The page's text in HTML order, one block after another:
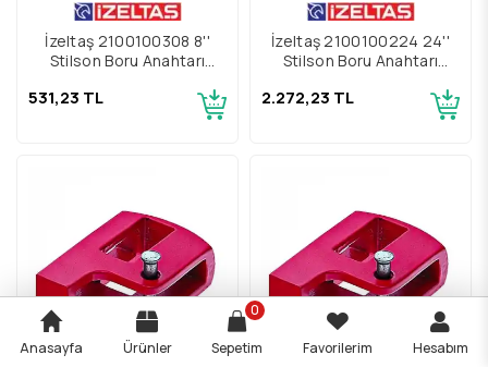
İzeltaş 2100100308 8''
Stilson Boru Anahtarı
531,23 TL
İzeltaş 2100100224 24''
Stilson Boru Anahtarı
2.272,23 TL
Anasayfa Ürünler Sepetim
0
Favorilerim Hesabım